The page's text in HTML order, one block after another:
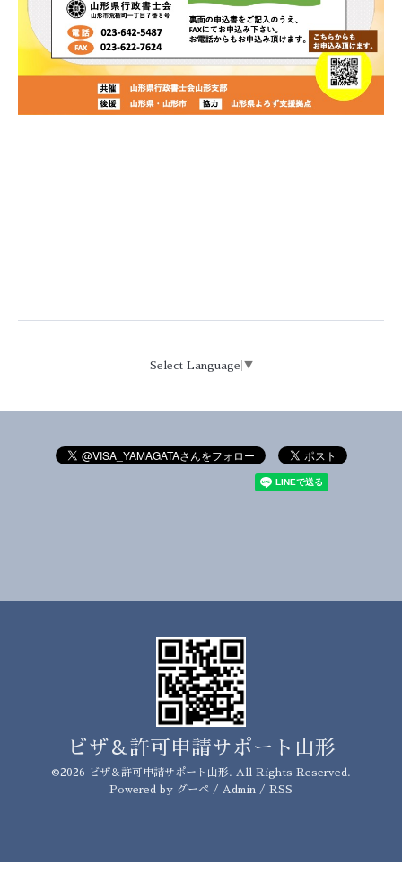
Select Language ▼
ビザ＆許可申請サポート山形
©2026 ビザ＆許可申請サポート山形. All Rights Reserved.
Powered by グーペ / Admin / RSS